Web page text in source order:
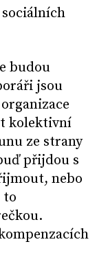
budou
jsou
kolektivní
ze strany
přijdou s
nebo
to